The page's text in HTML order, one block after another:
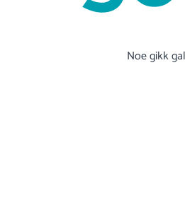
Noe gikk